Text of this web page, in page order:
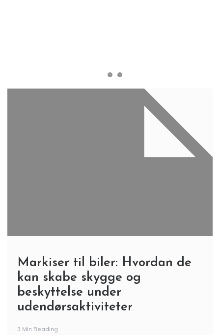
Markiser til biler: Hvordan de
kan skabe skygge og
beskyttelse under
udendørsaktiviteter
3 Min Reading